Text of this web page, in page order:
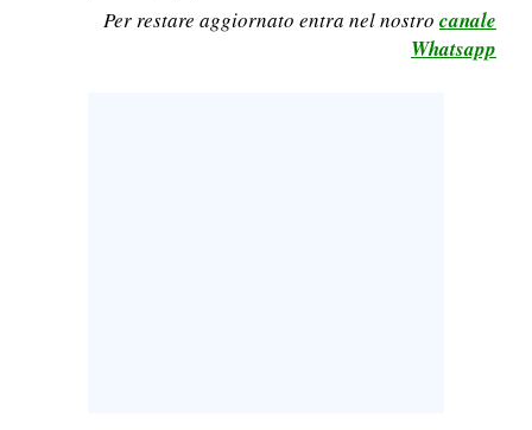
Per restare aggiornato entra nel nostro canale
Whatsapp